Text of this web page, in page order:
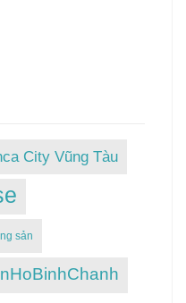
City Vũng Tàu
sản